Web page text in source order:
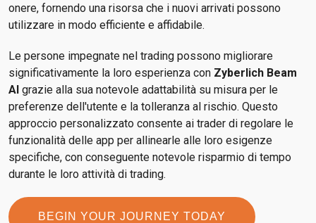
onere, fornendo una risorsa che i nuovi arrivati possono
utilizzare in modo efficiente e affidabile.
Le persone impegnate nel trading possono migliorare
significativamente la loro esperienza con Zyberlich Beam
AI grazie alla sua notevole adattabilità su misura per le
preferenze dell'utente e la tolleranza al rischio. Questo
approccio personalizzato consente ai trader di regolare le
funzionalità delle app per allinearle alle loro esigenze
specifiche, con conseguente notevole risparmio di tempo
durante le loro attività di trading.
BEGIN YOUR JOURNEY TODAY